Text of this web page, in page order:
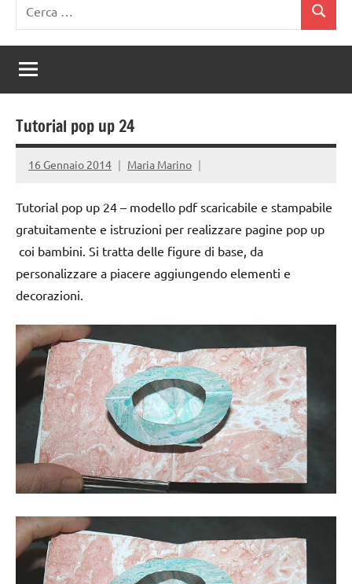
per:
Cerca
Tutorial pop up 24
16 Gennaio 2014 Maria Marino
Tutorial pop up 24 – modello pdf scaricabile e stampabile
gratuitamente e istruzioni per realizzare pagine pop up
coi bambini. Si tratta delle figure di base, da
personalizzare a piacere aggiungendo elementi e
decorazioni.